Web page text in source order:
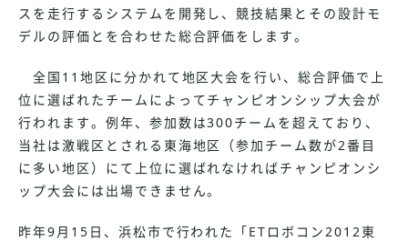
スを走行するシステムを開発し、競技結果とその設計モ
デルの評価とを合わせた総合評価をします。
全国11地区に分かれて地区大会を行い、総合評価で上
位に選ばれたチームによってチャンピオンシップ大会が
行われます。例年、参加数は300チームを超えており、
当社は激戦区とされる東海地区（参加チーム数が2番目
に多い地区）にて上位に選ばれなければチャンピオンシ
ップ大会には出場できません。
昨年9月15日、浜松市で行われた「ETロボコン2012東